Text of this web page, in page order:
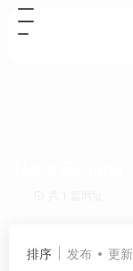
排序 发布 更新